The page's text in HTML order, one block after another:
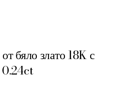
бяло злато 18K с
0.24ct